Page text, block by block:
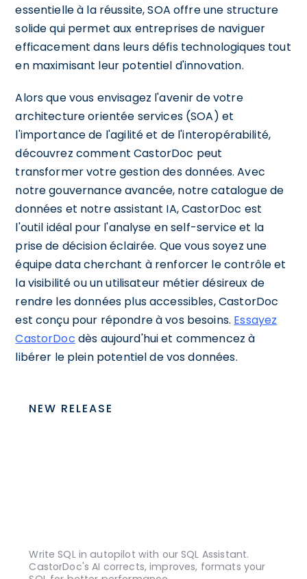
essentielle à la réussite, SOA offre une structure
solide qui permet aux entreprises de naviguer
efficacement dans leurs défis technologiques tout
en maximisant leur potentiel d'innovation.
Alors que vous envisagez l'avenir de votre
architecture orientée services (SOA) et
l'importance de l'agilité et de l'interopérabilité,
découvrez comment CastorDoc peut
transformer votre gestion des données. Avec
notre gouvernance avancée, notre catalogue de
données et notre assistant IA, CastorDoc est
l'outil idéal pour l'analyse en self-service et la
prise de décision éclairée. Que vous soyez une
équipe data cherchant à renforcer le contrôle et
la visibilité ou un utilisateur métier désireux de
rendre les données plus accessibles, CastorDoc
est conçu pour répondre à vos besoins. Essayez
CastorDoc dès aujourd'hui et commencez à
libérer le plein potentiel de vos données.
NEW RELEASE
Write SQL in autopilot with our SQL Assistant.
CastorDoc's AI corrects, improves, formats your